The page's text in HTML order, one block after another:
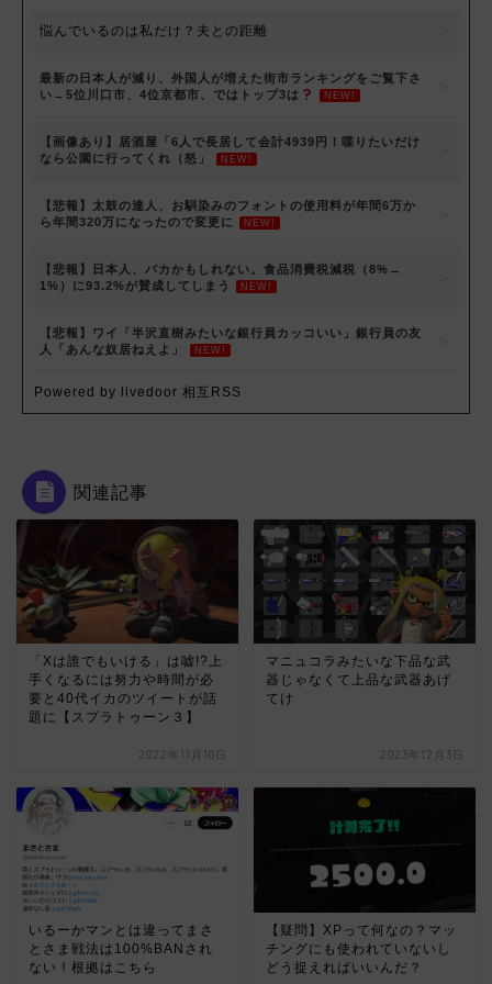
悩んでいるのは私だけ？夫との距離
最新の日本人が減り、外国人が増えた街市ランキングをご覧下さ
い→5位川口市、4位京都市、ではトップ3は
NEW!
【画像あり】居酒屋「6人で長居して会計4939円！喋りたいだけ
なら公園に行ってくれ（怒」
NEW!
【悲報】太鼓の達人、お馴染みのフォントの使用料が年間6万か
ら年間320万になったので変更に
NEW!
【悲報】日本人、バカかもしれない。食品消費税減税（8%→
1%）に93.2%が賛成してしまう
NEW!
【悲報】ワイ「半沢直樹みたいな銀行員カッコいい」銀行員の友
人「あんな奴居ねえよ」
NEW!
Powered by livedoor 相互RSS
関連記事
「Xは誰でもいける」は嘘!?上
手くなるには努力や時間が必
要と40代イカのツイートが話
題に【スプラトゥーン３】
2022年11月10日
マニュコラみたいな下品な武
器じゃなくて上品な武器あげ
てけ
2023年12月3日
いるーかマンとは違ってまさ
とさま戦法は100%BANされ
ない！根拠はこちら
【疑問】XPって何なの？マッ
チングにも使われていないし
どう捉えればいいんだ？